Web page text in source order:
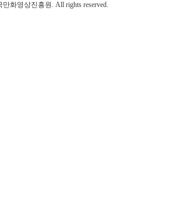
화영상진흥원. All rights reserved.